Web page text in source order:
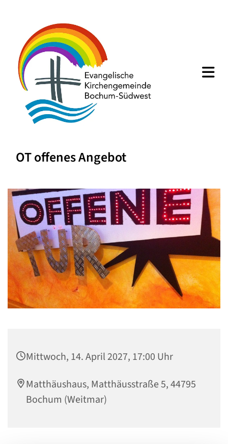
OT offenes Angebot
Mittwoch, 14. April 2027, 17:00 Uhr
Matthäushaus, Matthäusstraße 5, 44795
Bochum (Weitmar)